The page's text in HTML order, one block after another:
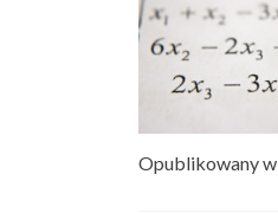
Opublikowany w